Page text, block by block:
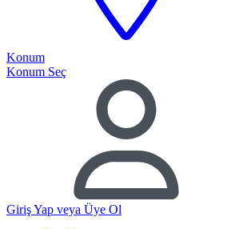
Konum
Konum Seç
Giriş Yap veya Üye Ol